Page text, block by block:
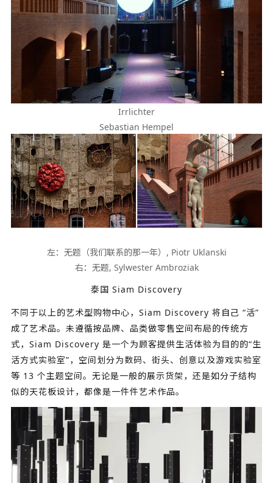
Irrlichter
Sebastian Hempel
左：无题（我们联系的那一年）, Piotr Uklanski
右：无题, Sylwester Ambroziak
泰国 Siam Discovery
不同于以上的艺术型购物中心，Siam Discovery 将自己 “活”
成了艺术品。未遵循按品牌、品类做零售空间布局的传统方
式，Siam Discovery 是一个为顾客提供生活体验为目的的“生
活方式实验室”，空间划分为数码、街头、创意以及游戏实验室
等 13 个主题空间。无论是一般的展示货架，还是如分子结构
似的天花板设计，都像是一件件艺术作品。